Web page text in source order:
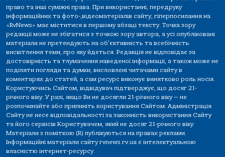
право та інші суміжні права. При використанні, передруку
інформаційних та фото-,відеоматеріалів сайту, гіперпосилання на
«RvNews» має міститися в першому абзаці тексту. Точка зору
редакції може не збігатися з точкою зору автора, а усі опубліковані
матеріали не претендують на об'єктивність та всебічність
висвітлення теми, про яку йдеться. Редакція не відповідає за
достовірність та тлумачення наведеної інформації, а також може не
поділяти погляди та думки, висловлені читачами сайту в
коментарях до статей, а сам ресурс виконує винятково роль носія.
Користуючись Сайтом, відвідувач підтверджує, що досяг 21-
річного віку. У разі, якщо Ви не досягли 21-річного віку — не
розпочинайте або припиніть користування Сайтом. Адміністрація
Сайту не несе відповідальності за законність використання Сайту
та його сервісів Користувачем, який не досяг 21-річного віку.
Матеріали з поміткою (R) публікуються на правах реклами.
Інформаційні матеріали сайту rvnews.rv.ua є інтелектуальною
власністю інтернет-ресурсу.